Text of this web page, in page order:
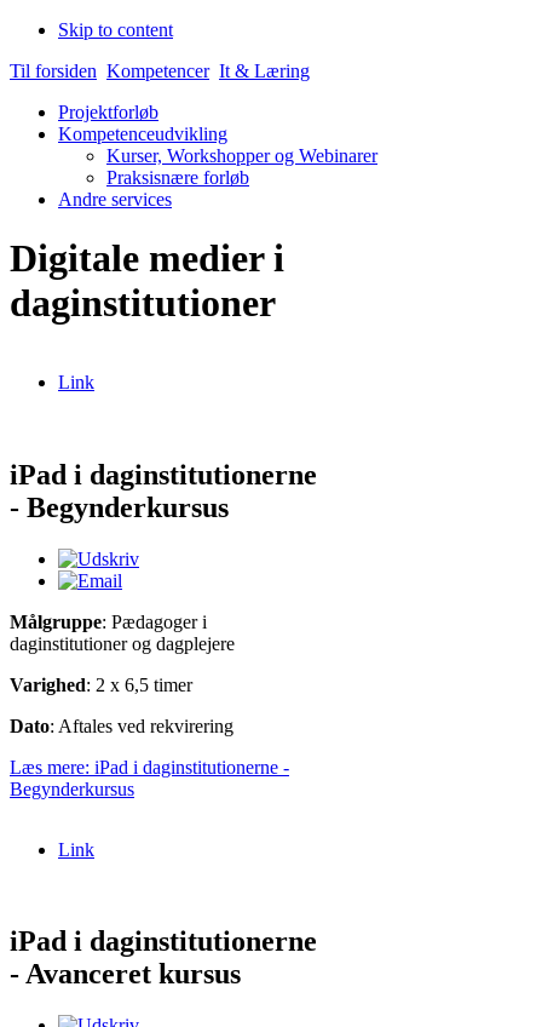
Skip to content
Til forsiden Kompetencer It & Læring
Projektforløb
Kompetenceudvikling
Kurser, Workshopper og Webinarer
Praksisnære forløb
Andre services
Digitale medier i
daginstitutioner
Link
iPad i daginstitutionerne
- Begynderkursus
Målgruppe: Pædagoger i
daginstitutioner og dagplejere
Varighed: 2 x 6,5 timer
Dato: Aftales ved rekvirering
Læs mere: iPad i daginstitutionerne -
Begynderkursus
Link
iPad i daginstitutionerne
- Avanceret kursus